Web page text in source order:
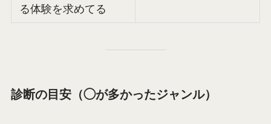
る体験を求めてる
診断の目安（◯が多かったジャンル）